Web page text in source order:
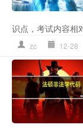
识点，考试内容相
zc 12-28